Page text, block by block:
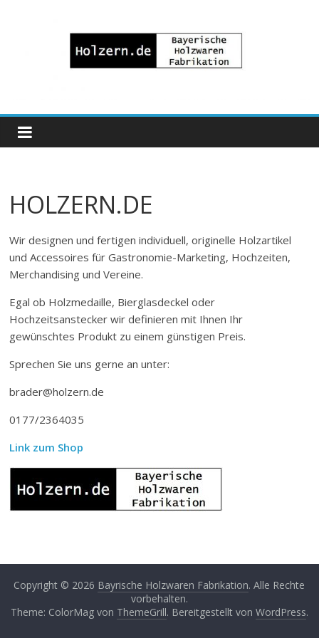
Bayrische
Holzwaren
Fabrikation
HOLZERN.DE
Wir designen und fertigen individuell, originelle Holzartikel
und Accessoires für Gastronomie-Marketing, Hochzeiten,
Merchandising und Vereine.
Egal ob Holzmedaille, Bierglasdeckel oder
Hochzeitsanstecker wir definieren mit Ihnen Ihr
gewünschtes Produkt zu einem günstigen Preis.
Sprechen Sie uns gerne an unter:
brader@holzern.de
0177/2364035
Link zum Shop
Copyright © 2026 Bayrische Holzwaren Fabrikation. Alle Rechte
vorbehalten.
Theme: ColorMag von ThemeGrill. Bereitgestellt von WordPress.